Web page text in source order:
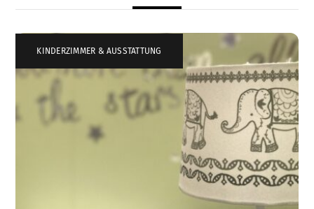
KINDERZIMMER & AUSSTATTUNG